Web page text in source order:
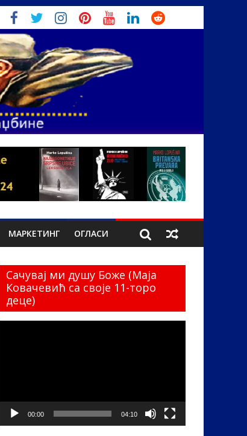
МАРКЕТИНГ ОГЛАСИ
Сачувај ми душу Боже (Маја
Ковачевић са своје 11-торо
деце)
00:00 04:10